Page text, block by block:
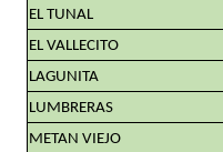
EL TUNAL
EL VALLECITO
LAGUNITA
LUMBRERAS
METAN VIEJO